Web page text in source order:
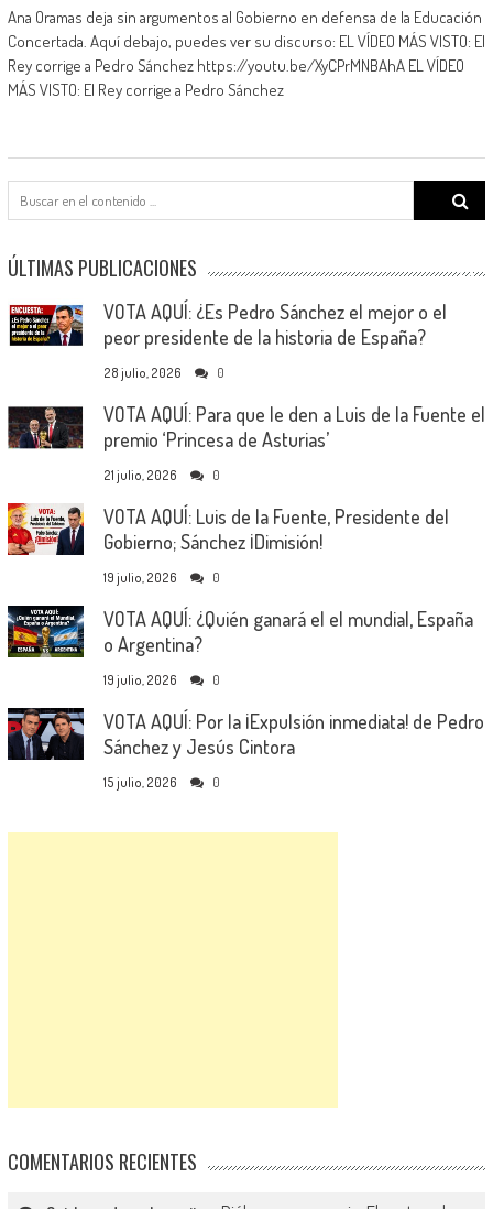
Ana Oramas deja sin argumentos al Gobierno en defensa de la Educación
Concertada. Aquí debajo, puedes ver su discurso: EL VÍDEO MÁS VISTO: El
Rey corrige a Pedro Sánchez https://youtu.be/XyCPrMNBAhA EL VÍDEO
MÁS VISTO: El Rey corrige a Pedro Sánchez
Search
for:
ÚLTIMAS PUBLICACIONES
VOTA AQUÍ: ¿Es Pedro Sánchez el mejor o el
peor presidente de la historia de España?
28 julio, 2026 0
VOTA AQUÍ: Para que le den a Luis de la Fuente el
premio ‘Princesa de Asturias’
21 julio, 2026 0
VOTA AQUÍ: Luis de la Fuente, Presidente del
Gobierno; Sánchez ¡Dimisión!
19 julio, 2026 0
VOTA AQUÍ: ¿Quién ganará el el mundial, España
o Argentina?
19 julio, 2026 0
VOTA AQUÍ: Por la ¡Expulsión inmediata! de Pedro
Sánchez y Jesús Cintora
15 julio, 2026 0
COMENTARIOS RECIENTES